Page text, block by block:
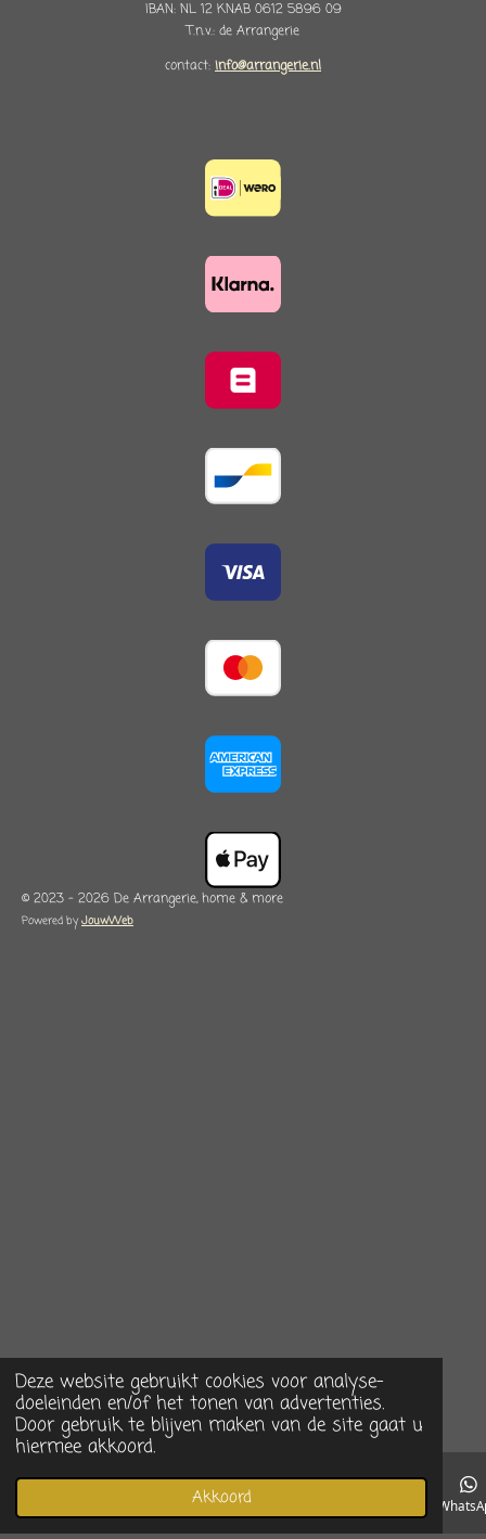
Deze website gebruikt cookies voor analyse-
doeleinden en/of het tonen van advertenties.
Door gebruik te blijven maken van de site gaat u
hiermee akkoord.
Akkoord
IBAN: NL 12 KNAB 0612 5896 09
T.n.v.: de Arrangerie
contact: info@arrangerie.nl
© 2023 - 2026 De Arrangerie, home & more
Powered byJouwWeb
Telefoonnummer